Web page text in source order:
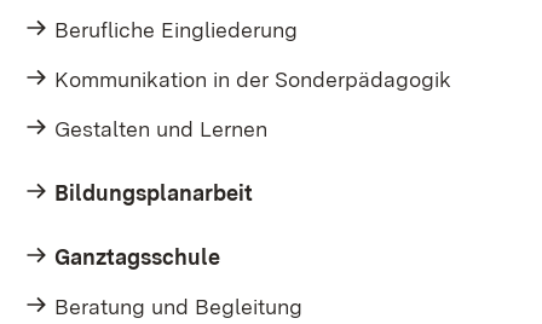
Berufliche Eingliederung
Kommunikation in der Sonderpädagogik
Gestalten und Lernen
Bildungsplanarbeit
Ganztagsschule
Beratung und Begleitung